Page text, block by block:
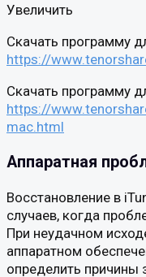
Увеличить
Скачать программу
https://
Скачать программу
https://
mac.html
Аппаратная
Восстановление в
случаев, когда
При неудачном
аппаратном
определить причины